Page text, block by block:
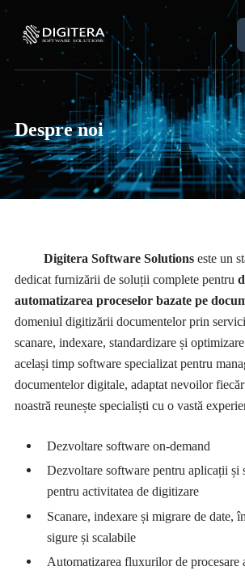
Despre noi
Digitera Software Solutionseste un
dedicat furnizării de soluții complete pentru
automatizarea proceselor bazate pe
domeniul digitizării documentelor prin
scanare, indexare, standardizare și
același timp software specializat pentru
documentelor digitale, adaptat nevoilor
noastră reunește specialiști cu o vastă
Dezvoltare software on-demand
Dezvoltare software pentru aplicații și
pentru activitatea de digitizare
Scanare, indexare și migrare de date,
sigure și scalabile
Automatizarea fluxurilor de procesare